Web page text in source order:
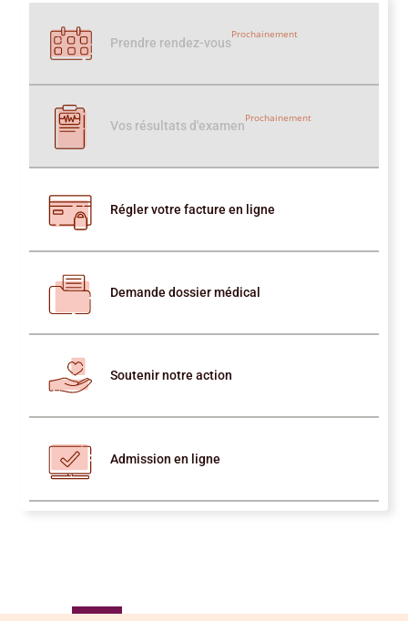
Prendre rendez-vous
Prochainement
Vos résultats d'examen
Prochainement
Régler votre facture en ligne
Demande dossier médical
Soutenir notre action
Admission en ligne